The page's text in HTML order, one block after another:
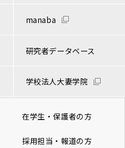
manaba
研究者データベース
学校法人大妻学院
在学生・保護者の方
採用担当・報道の方